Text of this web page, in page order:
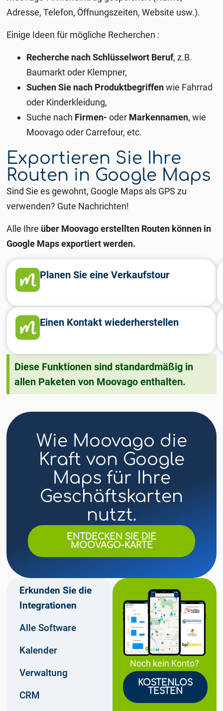
Erkunden Sie die
Integrationen
Alle Software
Kalender
Verwaltung
CRM
Noch kein Konto?
KOSTENLOS
TESTEN
Adresse, Telefon, Öffnungszeiten, Website usw.).
Einige Ideen für mögliche Recherchen :
Recherche nach Schlüsselwort Beruf, z.B.
Baumarkt oder Klempner,
Suchen Sie nach Produktbegriffenwie Fahrrad
oder Kinderkleidung,
Suche nach Firmen- oder Markennamen, wie
Moovago oder Carrefour, etc.
Exportieren Sie Ihre
Routen in Google Maps
Sind Sie es gewohnt, Google Maps als GPS zu
verwenden? Gute Nachrichten!
Alle Ihre über Moovago erstellten Routen können in
Google Maps exportiert werden.
Planen Sie eine Verkaufstour
Einen Kontakt wiederherstellen
Diese Funktionen sind standardmäßig in
allen Paketen von Moovago enthalten.
Wie Moovago die
Kraft von Google
Maps für Ihre
Geschäftskarten
nutzt.
ENTDECKEN SIE DIE
MOOVAGO-KARTE